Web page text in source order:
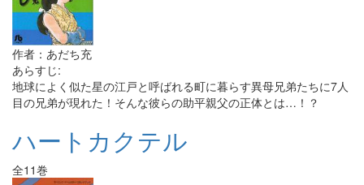
作者：あだち充
あらすじ:
地球によく似た星の江戸と呼ばれる町に暮らす異母兄弟たちに7人
目の兄弟が現れた！そんな彼らの助平親父の正体とは…！？
ハートカクテル
全11巻